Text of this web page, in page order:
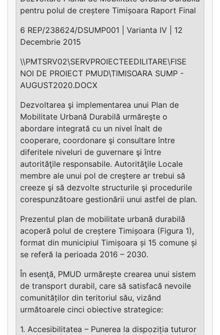
pentru polul de creștere Timișoara Raport Final
6 REP/238624/DSUMP001 | Varianta IV | 12
Decembrie 2015
\\PMTSRV02\SERVPROIECTEEDILITARE\FISE
NOI DE PROIECT PMUD\TIMISOARA SUMP -
AUGUST2020.DOCX
Dezvoltarea şi implementarea unui Plan de
Mobilitate Urbană Durabilă urmăreşte o
abordare integrată cu un nivel înalt de
cooperare, coordonare şi consultare între
diferitele niveluri de guvernare şi între
autorităţile responsabile. Autorităţile Locale
membre ale unui pol de creştere ar trebui să
creeze şi să dezvolte structurile şi procedurile
corespunzătoare gestionării unui astfel de plan.
Prezentul plan de mobilitate urbană durabilă
acoperă polul de creștere Timișoara (Figura 1),
format din municipiul Timișoara și 15 comune și
se referă la perioada 2016 – 2030.
În esenţă, PMUD urmărește crearea unui sistem
de transport durabil, care să satisfacă nevoile
comunităților din teritoriul său, vizând
următoarele cinci obiective strategice:
1. Accesibilitatea – Punerea la dispoziția tuturor